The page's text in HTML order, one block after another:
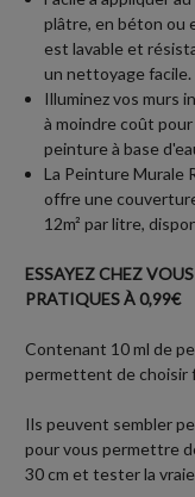
plâtre, en béton ou
est lavable et
un nettoyage facile.
Illuminez vos murs
à moindre coût
peinture à base
La Peinture Murale
offre une
12m² par litre,
ESSAYEZ CHEZ
PRATIQUES À 0,99€
Contenant 10 ml de
permettent de choisir
Ils peuvent sembler
pour vous permettre
30 cm et tester la